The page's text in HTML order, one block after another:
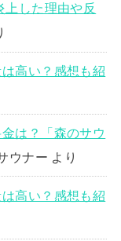
上した理由や反
高い？感想も紹
は？「森のサウ
ウナー より
高い？感想も紹